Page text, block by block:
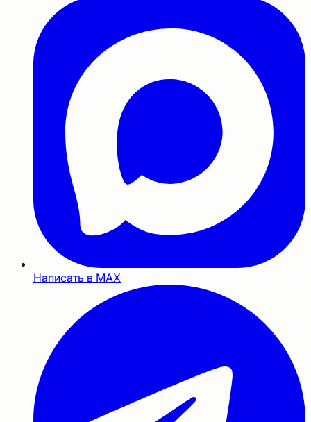
Написать в MAX